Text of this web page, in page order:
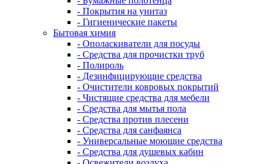
- Покрытия на унитаз
- Гигиенические пакеты
Бытовая химия
- Ополаскиватели для посуды
- Средства для прочистки труб
- Полироль
- Дезинфицирующие средства
- Очистители ковровых покрытий
- Чистящие средства для мебели
- Средства для мытья пола
- Средства против плесени
- Средства для санфаянса
- Универсальные моющие средства
- Средства для душевых кабин